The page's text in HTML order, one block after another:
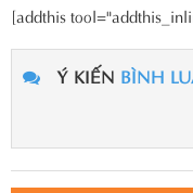
[addthis
Ý KIẾN BÌNH